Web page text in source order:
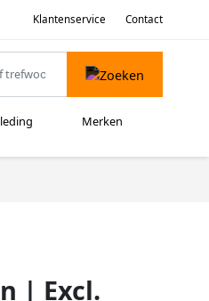
Klantenservice Contact
Merken
| Excl.